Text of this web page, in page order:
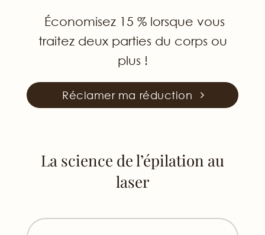
Économisez 15 % lorsque vous
traitez deux parties du corps ou
plus !
Réclamer ma réduction
La science de l’épilation au
laser